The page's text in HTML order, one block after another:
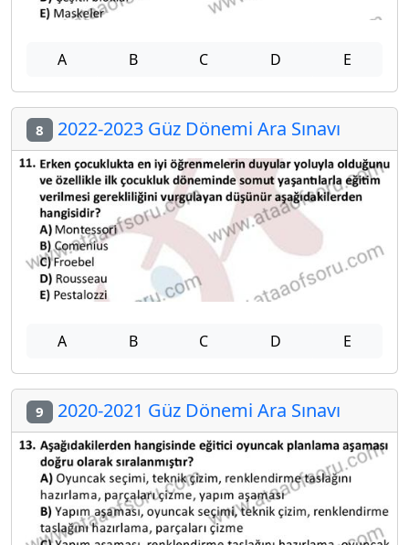
A B C D E
8 2022-2023 Güz Dönemi Ara Sınavı
A B C D E
9 2020-2021 Güz Dönemi Ara Sınavı